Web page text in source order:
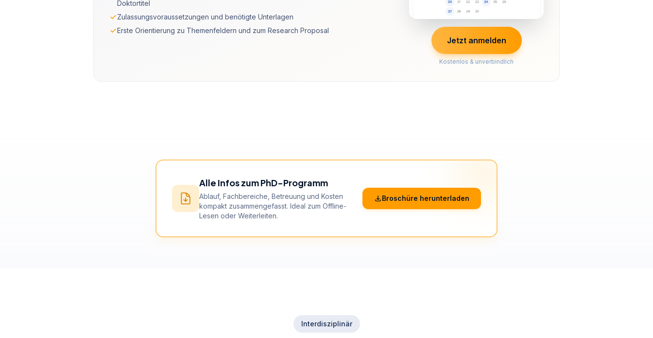
Doktortitel
Zulassungsvoraussetzungen und benötigte Unterlagen
Erste Orientierung zu Themenfeldern und zum Research Proposal
Jetzt anmelden
Kostenlos & unverbindlich
Alle Infos zum PhD-Programm
Ablauf, Fachbereiche, Betreuung und Kosten
kompakt zusammengefasst. Ideal zum Offline-
Lesen oder Weiterleiten.
Broschüre herunterladen
Interdisziplinär